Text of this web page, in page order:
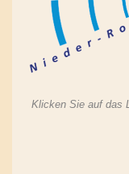
Klicken Sie auf das